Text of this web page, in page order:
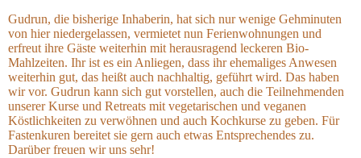
Gudrun, die bisherige Inhaberin, hat sich nur wenige Gehminuten
von hier niedergelassen, vermietet nun Ferienwohnungen und
erfreut ihre Gäste weiterhin mit herausragend leckeren Bio-
Mahlzeiten. Ihr ist es ein Anliegen, dass ihr ehemaliges Anwesen
weiterhin gut, das heißt auch nachhaltig, geführt wird. Das haben
wir vor. Gudrun kann sich gut vorstellen, auch die Teilnehmenden
unserer Kurse und Retreats mit vegetarischen und veganen
Köstlichkeiten zu verwöhnen und auch Kochkurse zu geben. Für
Fastenkuren bereitet sie gern auch etwas Entsprechendes zu.
Darüber freuen wir uns sehr!